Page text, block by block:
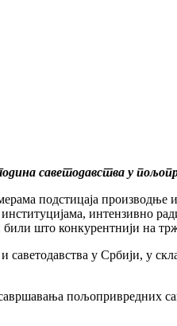
саветодавства у
подстицаја
институцијама, интензивно
што конкурентнији на
у Србији, у
пољопривредних